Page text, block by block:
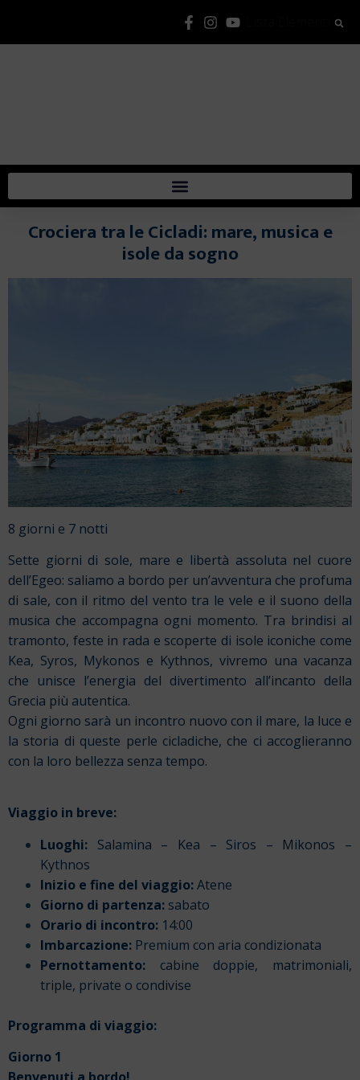
Crociera tra le Cicladi: mare, musica e
isole da sogno
8 giorni e 7 notti
Sette giorni di sole, mare e libertà assoluta nel cuore
dell’Egeo: saliamo a bordo per un’avventura che profuma
di sale, con il ritmo del vento tra le vele e il suono della
musica che accompagna ogni momento. Tra brindisi al
tramonto, feste in rada e scoperte di isole iconiche come
Kea, Syros, Mykonos e Kythnos, vivremo una vacanza
che unisce l’energia del divertimento all’incanto della
Grecia più autentica.
Ogni giorno sarà un incontro nuovo con il mare, la luce e
la storia di queste perle cicladiche, che ci accoglieranno
con la loro bellezza senza tempo.
Viaggio in breve:
Luoghi: Salamina – Kea – Siros – Mikonos –
Kythnos
Inizio e fine del viaggio:Atene
Giorno di partenza: sabato
Orario di incontro: 14:00
Imbarcazione: Premium con aria condizionata
Pernottamento: cabine doppie, matrimoniali,
triple, private o condivise
Programma di viaggio:
Giorno 1